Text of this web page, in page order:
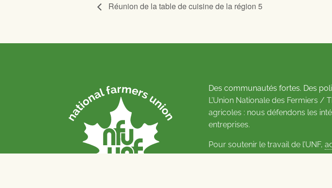
Réunion de la table de cuisine de la région 5
Des communautés fortes. Des
L’Union Nationale des Fermiers /
agricoles : nous défendons les
entreprises.
Pour soutenir le travail de l’UNF,